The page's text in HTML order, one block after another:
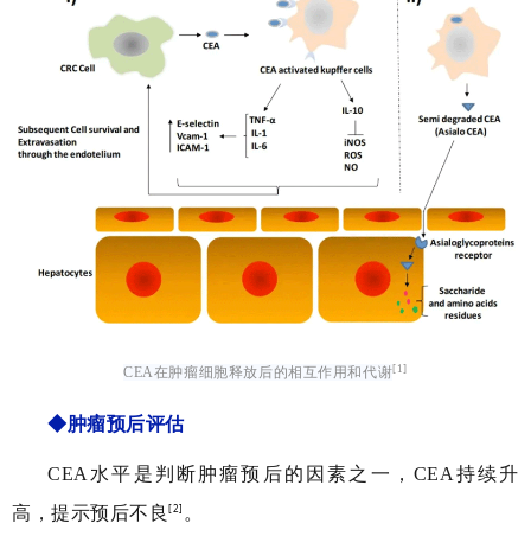
CEA在肿瘤细胞释放后的相互作用和代谢[1]
◆肿瘤预后评估
CEA水平是判断肿瘤预后的因素之一，CEA持续升
高，提示预后不良[2] 。